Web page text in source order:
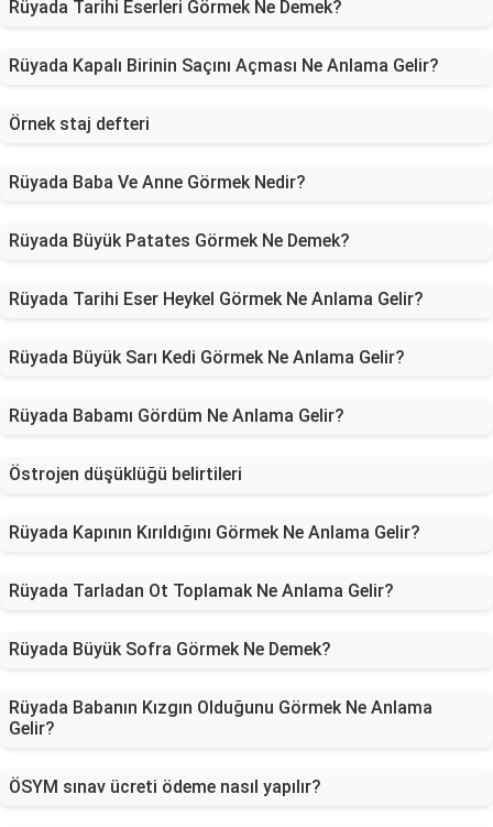
Rüyada Tarihi Eserleri Görmek Ne Demek?
Rüyada Kapalı Birinin Saçını Açması Ne Anlama Gelir?
Örnek staj defteri
Rüyada Baba Ve Anne Görmek Nedir?
Rüyada Büyük Patates Görmek Ne Demek?
Rüyada Tarihi Eser Heykel Görmek Ne Anlama Gelir?
Rüyada Büyük Sarı Kedi Görmek Ne Anlama Gelir?
Rüyada Babamı Gördüm Ne Anlama Gelir?
Östrojen düşüklüğü belirtileri
Rüyada Kapının Kırıldığını Görmek Ne Anlama Gelir?
Rüyada Tarladan Ot Toplamak Ne Anlama Gelir?
Rüyada Büyük Sofra Görmek Ne Demek?
Rüyada Babanın Kızgın Olduğunu Görmek Ne Anlama
Gelir?
ÖSYM sınav ücreti ödeme nasıl yapılır?